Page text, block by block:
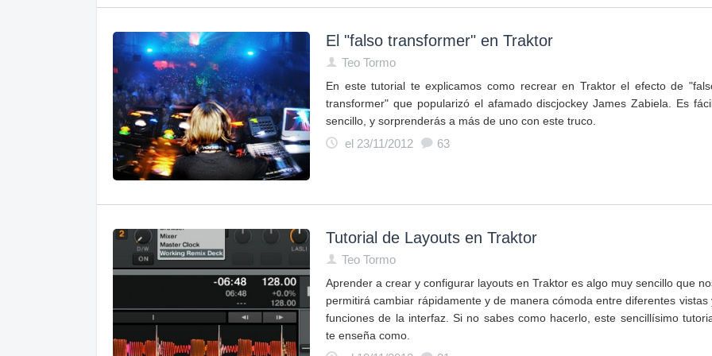
El "falso transformer" en Traktor
Teo Tormo
En este tutorial te explicamos como recrear en Traktor el efecto de
transformer" que popularizó el afamado discjockey James Zabiela. Es
sencillo, y sorprenderás a más de uno con este truco.
el 23/11/2012
63
Tutorial de Layouts en Traktor
Teo Tormo
Aprender a crear y configurar layouts en Traktor es algo muy sencillo que
permitirá cambiar rápidamente y de manera cómoda entre diferentes vistas
funciones de la interfaz. Si no sabes como hacerlo, este sencillísimo
te enseña como.